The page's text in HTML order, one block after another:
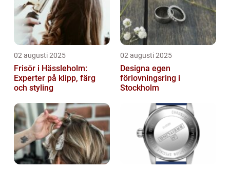
02 augusti 2025
Frisör i Hässleholm:
Experter på klipp, färg
och styling
02 augusti 2025
Designa egen
förlovningsring i
Stockholm